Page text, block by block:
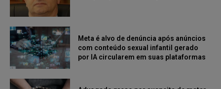
Meta é alvo de denúncia após anúncios
com conteúdo sexual infantil gerado
por IA circularem em suas plataformas